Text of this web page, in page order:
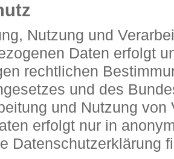
Nutzung und
Daten erfolgt
rechtlichen
und des
und Nutzung von
erfolgt nur in
Datenschutzerklärung